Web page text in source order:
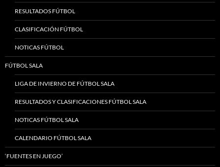
RESULTADOS FÚTBOL
CLASIFICACIÓN FÚTBOL
NOTICAS FÚTBOL
FÚTBOL SALA
LIGA DE INVIERNO DE FÚTBOL SALA
RESULTADOS Y CLASIFICACIONES FÚTBOL SALA
NOTICAS FÚTBOL SALA
CALENDARIO FÚTBOL SALA
‘FUENTES EN JUEGO’